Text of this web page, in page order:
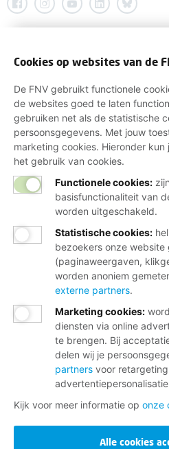
Cookies op websites van de
De FNV gebruikt functionele
de websites goed te laten
gebruiken net als de statistische
persoonsgegevens. Met jouw
marketing cookies. Hieronder
het gebruik van cookies.
Functionele cookies:
basisfunctionaliteit van
worden uitgeschakeld.
Statistische cookies:
bezoekers onze website
(paginaweergaven,
worden anoniem
externe partners.
Marketing cookies:
diensten via online
te brengen. Bij
delen wij je
partners voor
Kijk voor meer informatie op onze
Alle cookies